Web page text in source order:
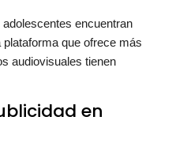
encuentran
que ofrece más
audiovisuales tienen
en